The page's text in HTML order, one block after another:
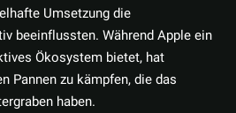
Umsetzung die
beeinflussten. Während Apple ein
Ökosystem bietet, hat
Pannen zu kämpfen, die das
haben.